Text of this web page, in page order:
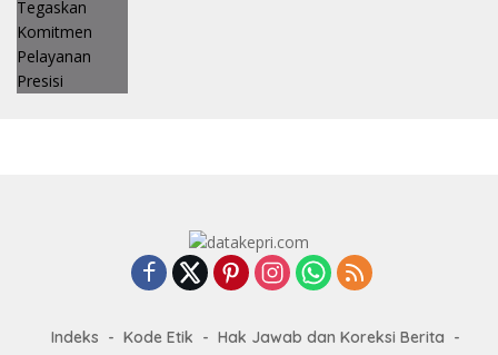
Indeks Kode Etik
Hak Jawab dan Koreksi Berita